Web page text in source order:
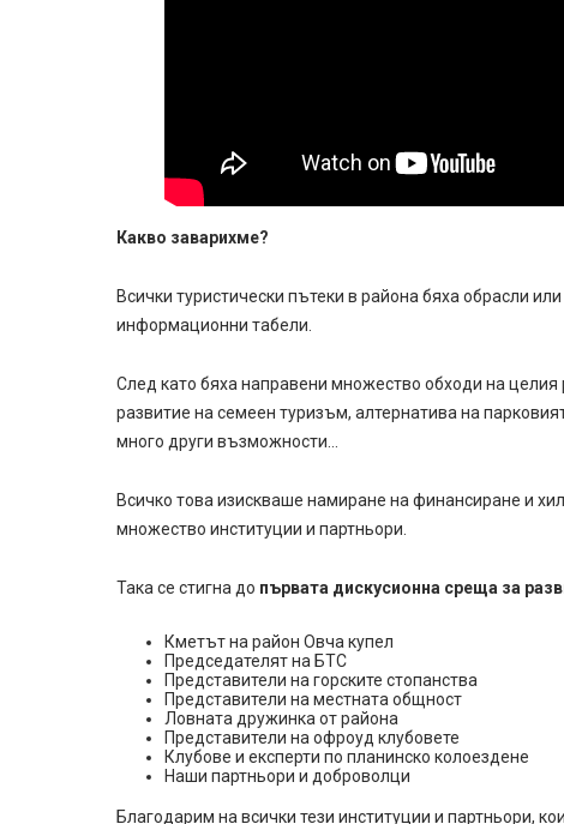
Какво заварихме?
Всички туристически пътеки в района бяха обрасли
информационни табели.
След като бяха направени множество обходи на целия
развитие на семеен туризъм, алтернатива на
много други възможности…
Всичко това изискваше намиране на финансиране и
множество институции и партньори.
Така се стигна до първата дискусионна среща за
Кметът на район Овча купел
Председателят на БТС
Представители на горските стопанства
Представители на местната общност
Ловната дружинка от района
Представители на офроуд клубовете
Клубове и експерти по планинско колоездене
Наши партньори и доброволци
Благодарим на всички тези институции и партньори,